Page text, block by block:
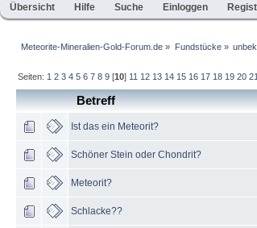
Übersicht Hilfe Suche Einloggen
Meteorite-Mineralien-Gold-Forum.de » Fundstücke»
Seiten: 1 2 3 4 5 6 7 8 9 [10] 11 12 13 14 15 16 17 18 19 20 21
Betreff
Ist das ein Meteorit?
Schöner Stein oder Chondrit?
Meteorit?
Schlacke??